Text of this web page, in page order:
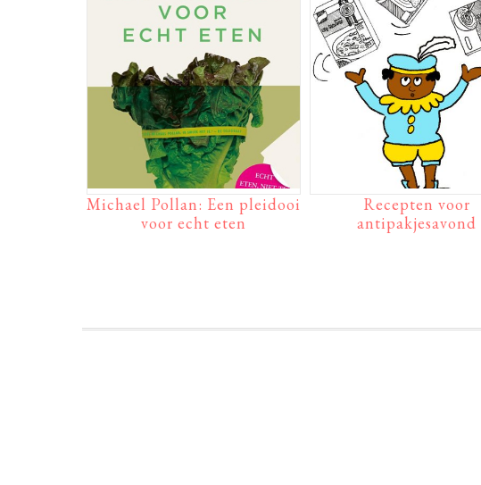
Michael Pollan: Een pleidooi
voor echt eten
Recepten voor
antipakjesavond